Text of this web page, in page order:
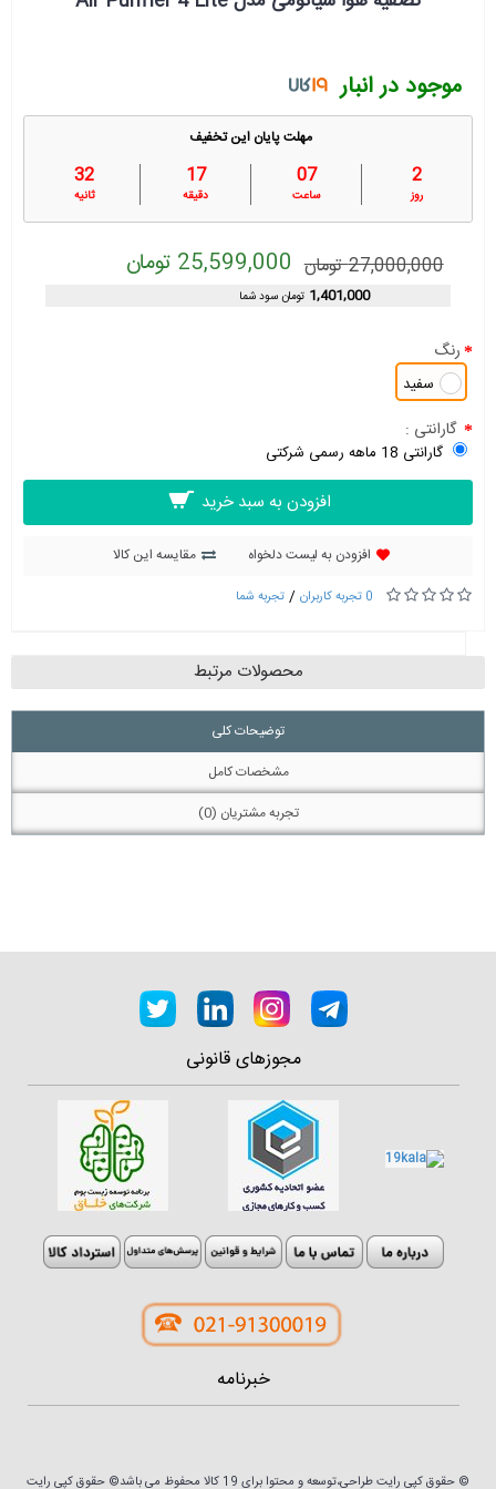
موجود در انبار
مهلت پایان این تخفیف
2
روز
07
ساعت
17
دقیقه
32
ثانیه
27,000,000 تومان 25,599,000 تومان
1,401,000 تومان سود شما
رنگ
سفید
گارانتی :
گارانتی 18 ماهه رسمی شرکتی
افزودن به سبد خرید
افزودن به لیست دلخواه مقایسه این کالا
0 تجربه کاربران / تجربه شما
محصولات مرتبط
توضیحات کلی
مشخصات کامل
تجربه مشتریان (0)
مجوزهای قانونی
خبرنامه
© حقوق کپی رایت طراحی،توسعه و محتوا برای 19 کالا محفوظ می باشد© حقوق کپی رایت